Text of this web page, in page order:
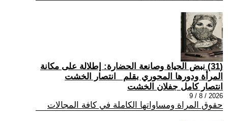
(31) نبض الحياة وصانعة الحضارة: إطلالة على مكانة
المرأة ودورها المحوري بقلم _انتصار الخشت
انتصار كامل جفلان الخشت
2026 / 8 / 9
حقوق المراة ومساواتها الكاملة في كافة المجالات